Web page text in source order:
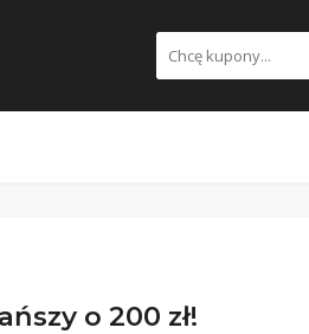
o 200 zł!